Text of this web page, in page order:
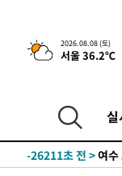
2026.08.08 (토)
서울 36.2℃
4분 전 > [속보]뉴욕
-29301초 전 >
선
-26835초 전 >
-26211초 전 >여